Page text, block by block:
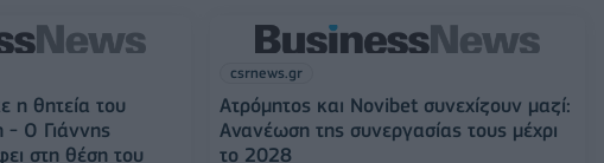
η θητεία του
- Ο Γιάννης
στη θέση του
csrnews.gr
Ατρόμητος και Novibet συνεχίζουν μαζί:
Ανανέωση της συνεργασίας τους μέχρι
το 2028